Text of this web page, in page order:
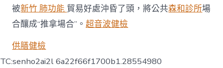
被新竹 肺功能 貿易好處沖昏了頭，將公共森和診所場
合釀成“推拿場合”。超音波健檢
供膳健檢
TC:senho2ai2l 6a22f66f1700b1.28554980